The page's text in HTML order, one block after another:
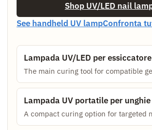
Shop UV/LED nail
See handheld UV lampConfronta
Lampada UV/LED per
The main curing tool for compatible
Lampada UV portatile per unghie
A compact curing option for targeted